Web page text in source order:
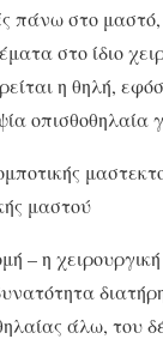
πάνω στο μαστό,
στο ίδιο
η θηλή,
οπισθοθηλαία
μαστού
– η
άλω, του